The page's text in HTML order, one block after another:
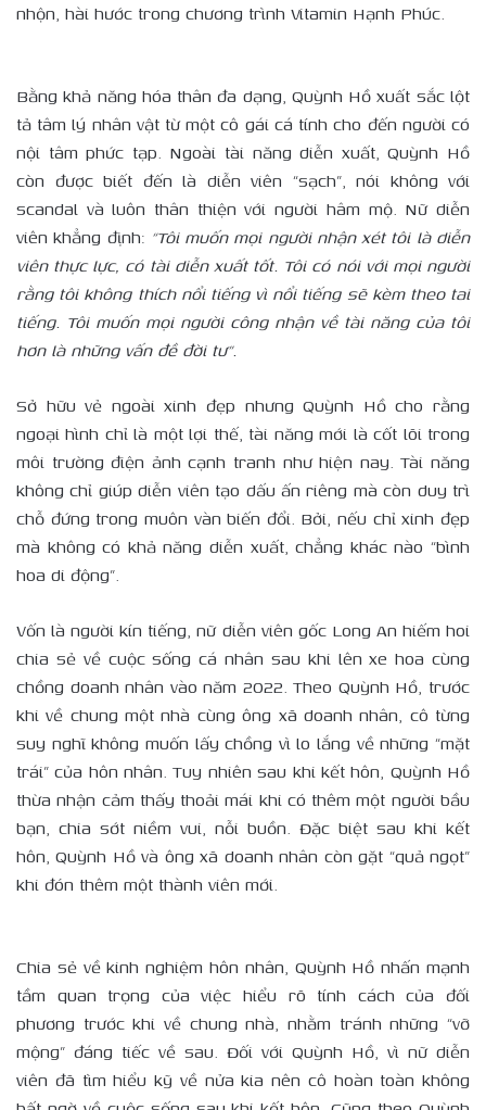
nhộn, hài hước trong chương trình Vitamin Hạnh Phúc.
Bằng khả năng hóa thân đa dạng, Quỳnh Hồ xuất sắc lột
tả tâm lý nhân vật từ một cô gái cá tính cho đến người có
nội tâm phức tạp. Ngoài tài năng diễn xuất, Quỳnh Hồ
còn được biết đến là diễn viên “sạch”, nói không với
scandal và luôn thân thiện với người hâm mộ. Nữ diễn
viên khẳng định: “Tôi muốn mọi người nhận xét tôi là diễn
viên thực lực, có tài diễn xuất tốt. Tôi có nói với mọi người
rằng tôi không thích nổi tiếng vì nổi tiếng sẽ kèm theo tai
tiếng. Tôi muốn mọi người công nhận về tài năng của tôi
hơn là những vấn đề đời tư”.
Sở hữu vẻ ngoài xinh đẹp nhưng Quỳnh Hồ cho rằng
ngoại hình chỉ là một lợi thế, tài năng mới là cốt lõi trong
môi trường điện ảnh cạnh tranh như hiện nay. Tài năng
không chỉ giúp diễn viên tạo dấu ấn riêng mà còn duy trì
chỗ đứng trong muôn vàn biến đổi. Bởi, nếu chỉ xinh đẹp
mà không có khả năng diễn xuất, chẳng khác nào “bình
hoa di động”.
Vốn là người kín tiếng, nữ diễn viên gốc Long An hiếm hoi
chia sẻ về cuộc sống cá nhân sau khi lên xe hoa cùng
chồng doanh nhân vào năm 2022. Theo Quỳnh Hồ, trước
khi về chung một nhà cùng ông xã doanh nhân, cô từng
suy nghĩ không muốn lấy chồng vì lo lắng về những “mặt
trái” của hôn nhân. Tuy nhiên sau khi kết hôn, Quỳnh Hồ
thừa nhận cảm thấy thoải mái khi có thêm một người bầu
bạn, chia sớt niềm vui, nỗi buồn. Đặc biệt sau khi kết
hôn, Quỳnh Hồ và ông xã doanh nhân còn gặt “quả ngọt”
khi đón thêm một thành viên mới.
Chia sẻ về kinh nghiệm hôn nhân, Quỳnh Hồ nhấn mạnh
tầm quan trọng của việc hiểu rõ tính cách của đối
phương trước khi về chung nhà, nhằm tránh những “vỡ
mộng” đáng tiếc về sau. Đối với Quỳnh Hồ, vì nữ diễn
viên đã tìm hiểu kỹ về nửa kia nên cô hoàn toàn không